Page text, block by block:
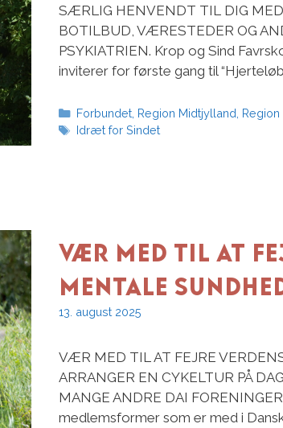
SÆRLIG HENVENDT TIL DIG
BOTILBUD, VÆRESTEDER OG
PSYKIATRIEN. Krop og Sind
inviterer for første gang til “Hjerteløb
Kategorier
Forbundet, Region Midtjylland
Tags
Idræt for Sindet
VÆR MED TIL AT
MENTALE
13. august 2025
VÆR MED TIL AT FEJRE
ARRANGER EN CYKELTUR PÅ
MANGE ANDRE DAI
medlemsformer som er med i